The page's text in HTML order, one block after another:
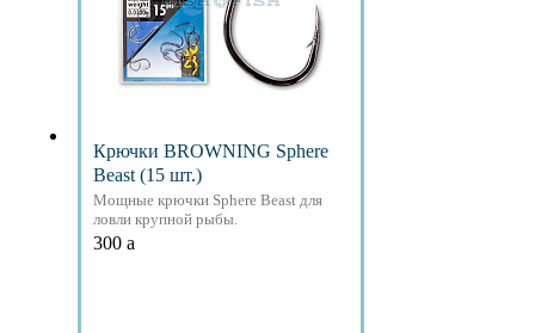
Крючки BROWNING Sphere
Beast (15 шт.)
Мощные крючки Sphere Beast для
ловли крупной рыбы.
300 a